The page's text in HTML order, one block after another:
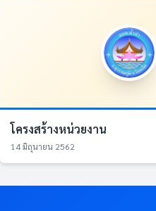
โครงสร้างหน่วยงาน
14 มิถุนายน 2562